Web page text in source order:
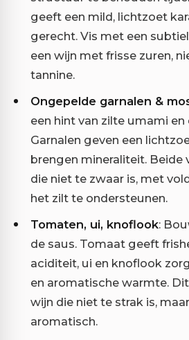
geeft een mild, lichtzoet
gerecht. Vis met een
een wijn met frisse zuren,
tannine.
Ongepelde garnalen &
een hint van zilte umami
Garnalen geven een
brengen mineraliteit. Beide
die niet te zwaar is, met
het zilt te ondersteunen.
Tomaten, ui, knoflook:
de saus. Tomaat geeft
aciditeit, ui en knoflook
en aromatische warmte.
wijn die niet te strak is,
aromatisch.